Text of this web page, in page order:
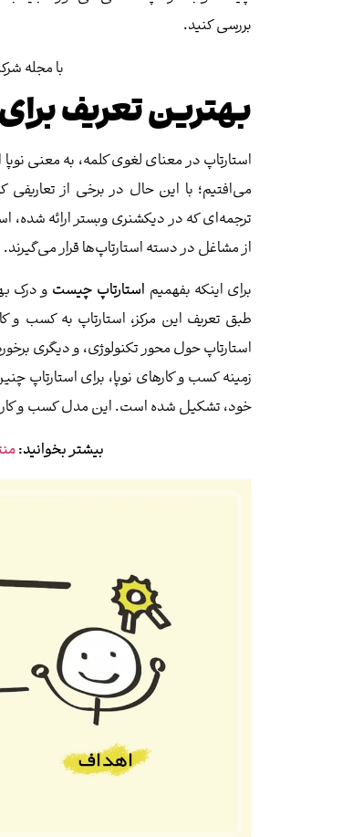
بررسی کنید.
با مجله
بهترین تعریف
استارتاپ در معنای لغوی کلمه، به معنی
می‌افتیم؛ با این حال در برخی از تعاریفی
ترجمه‌ای که در دیکشنری وبستر ارائه
از مشاغل در دسته استارتاپ‌ها قرار می‌گیرند.
برای اینکه بفهمیم استارتاپ چیست و درک
طبق تعریف این مرکز، استارتاپ به کسب
استارتاپ حول محور تکنولوژی، و دیگری
زمینه کسب و کارهای نوپا، برای
خود، تشکیل شده است. این مدل کسب و کار
بیشتر بخوانید: